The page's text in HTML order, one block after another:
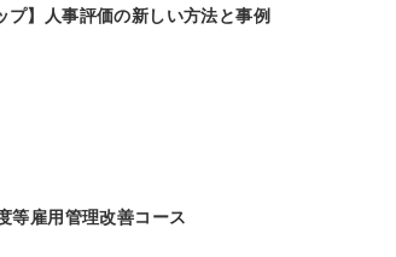
プ】人事評価の新しい方法と事例
等雇用管理改善コース